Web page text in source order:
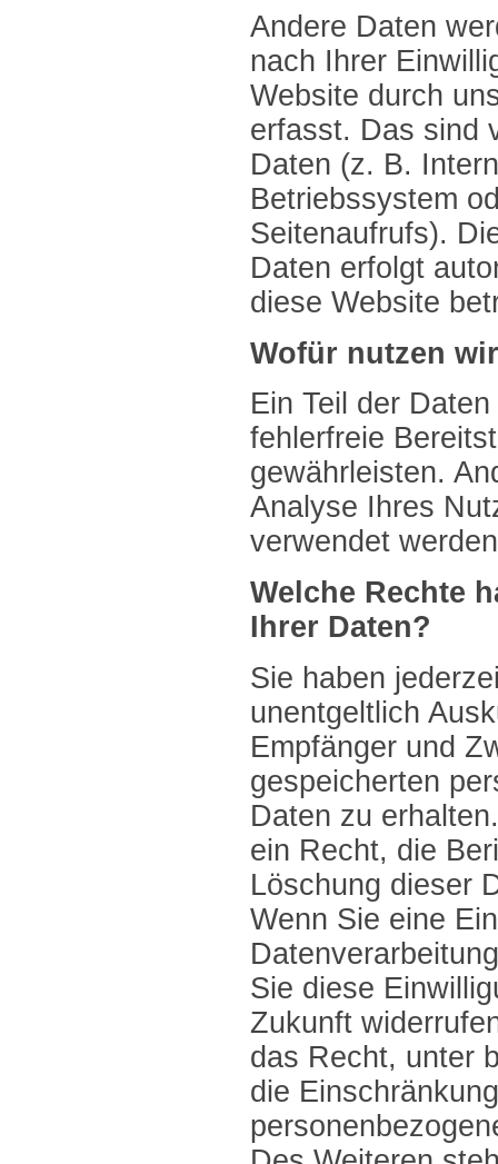
Andere Daten
nach Ihrer
Website durch
erfasst. Das sind
Daten (z. B.
Betriebssystem
Seitenaufrufs).
Daten erfolgt
diese Website
Wofür nutzen
Ein Teil der
fehlerfreie
gewährleisten.
Analyse Ihres
verwendet
Welche Rechte
Ihrer Daten?
Sie haben
unentgeltlich
Empfänger und
gespeicherten
Daten zu
ein Recht, die
Löschung dieser
Wenn Sie eine
Sie diese
Zukunft
das Recht, unter
die